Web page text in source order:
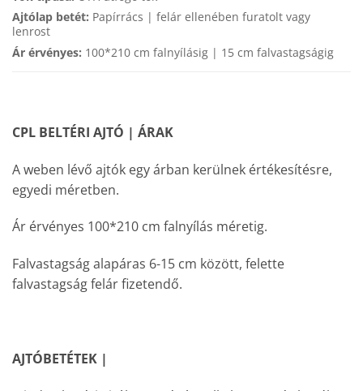
Ajtólap betét: Papírrács | felár ellenében furatolt vagy
lenrost
Ár érvényes: 100*210 cm falnyílásig | 15 cm falvastagságig
CPL BELTÉRI AJTÓ | ÁRAK
A weben lévő ajtók egy árban kerülnek értékesítésre,
egyedi méretben.
Ár érvényes 100*210 cm falnyílás méretig.
Falvastagság alapáras 6-15 cm között, felette
falvastagság felár fizetendő.
AJTÓBETÉTEK |